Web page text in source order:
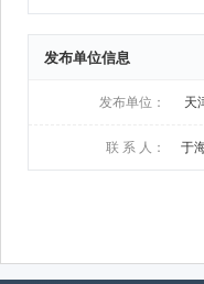
发布单位信息
发布单位： 天
联 系 人： 于